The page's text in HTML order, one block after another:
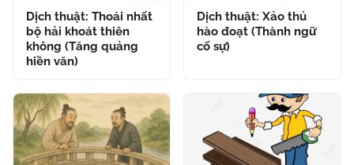
Dịch thuật: Thoái nhất
bộ hải khoát thiên
không (Tăng quảng
hiền văn)
Dịch thuật: Xảo thủ
hào đoạt (Thành ngữ
cố sự)